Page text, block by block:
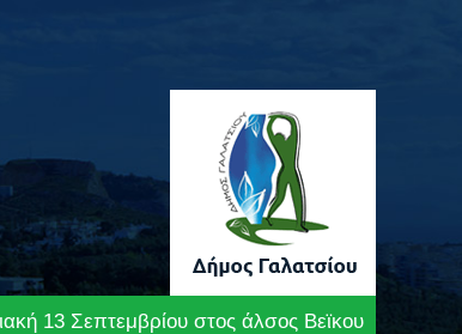
13 Σεπτεμβρίου στος άλσος Βεϊκου